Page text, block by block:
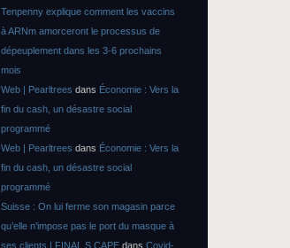
Tenpenny explique comment les vaccins
à ARNm amorceront le processus de
dépeuplement dans les 3-6 prochains
mois
Web | Pearltrees dans Économie : Vers la
fin du cash, un désastre social
programmé
Web | Pearltrees dans Économie : Vers la
fin du cash, un désastre social
programmé
Suisse : On lui ferme son magasin parce
qu’elle n’impose pas le port du masque à
ses clients | FINAL S CAPE dans Covid-